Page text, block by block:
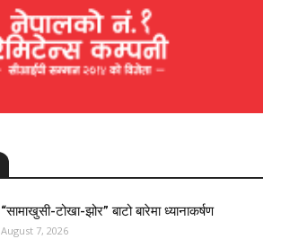
“सामाखुसी-टोखा-झोर” बाटो बारेमा ध्यानाकर्षण
August 7, 2026